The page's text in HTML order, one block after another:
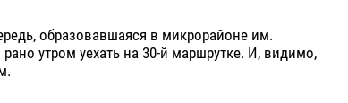
образовавшаяся в микрорайоне им.
утром уехать на 30-й маршрутке. И, видимо,